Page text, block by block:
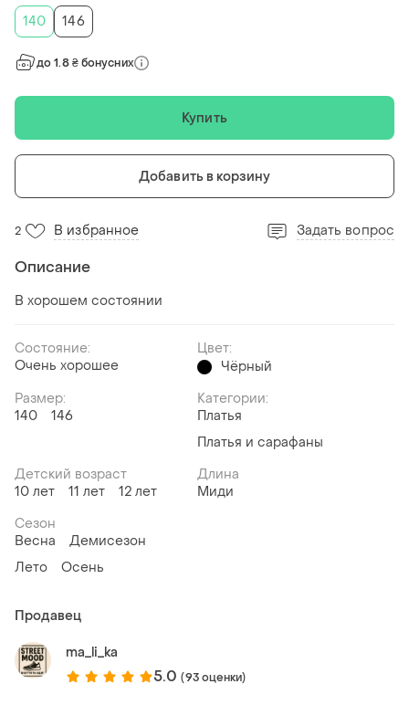
140
146
до 1.8 ₴ бонусних
Купить
Добавить в корзину
2 В избранное Задать вопрос
Описание
В хорошем состоянии
Состояние:
Очень хорошее
Цвет:
Чёрный
Размер:
140
146
Категории:
Платья
Платья и сарафаны
Детский возраст
10 лет
11 лет 12 лет
Длина
Миди
Сезон
Весна
Демисезон
Лето
Осень
Продавец
ma_li_ka
5.0 (93 оценки)